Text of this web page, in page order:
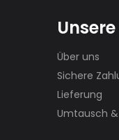
Über uns
Sichere
Lieferung
Umtausch